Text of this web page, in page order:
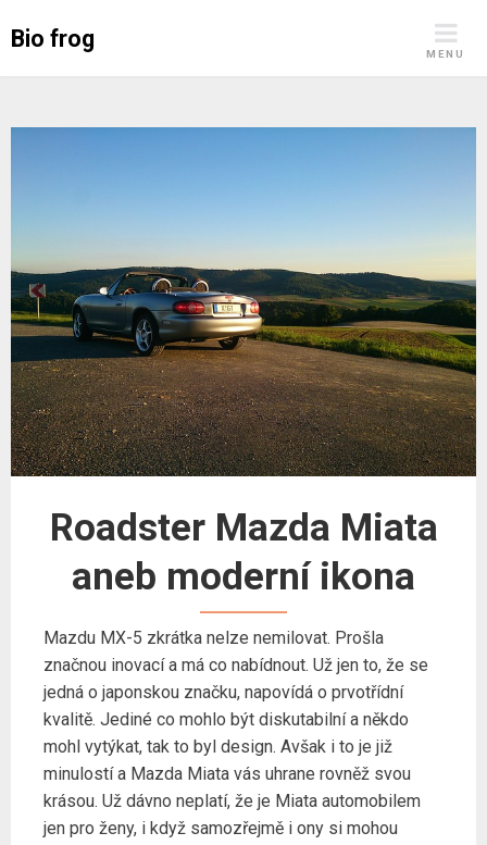
Bio frog
MENU
Roadster Mazda Miata
aneb moderní ikona
Mazdu MX-5 zkrátka nelze nemilovat. Prošla
značnou inovací a má co nabídnout. Už jen to, že se
jedná o japonskou značku, napovídá o prvotřídní
kvalitě. Jediné co mohlo být diskutabilní a někdo
mohl vytýkat, tak to byl design. Avšak i to je již
minulostí a Mazda Miata vás uhrane rovněž svou
krásou. Už dávno neplatí, že je Miata automobilem
jen pro ženy, i když samozřejmě i ony si mohou